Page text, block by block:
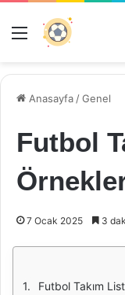
Menü
Anasayfa /Genel
Futbol
7 Ocak 2025 3
Futbol Takım